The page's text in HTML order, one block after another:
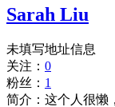
Sarah Liu
未填写地址信息
关注： 0
粉丝： 1
简介：这个人很懒